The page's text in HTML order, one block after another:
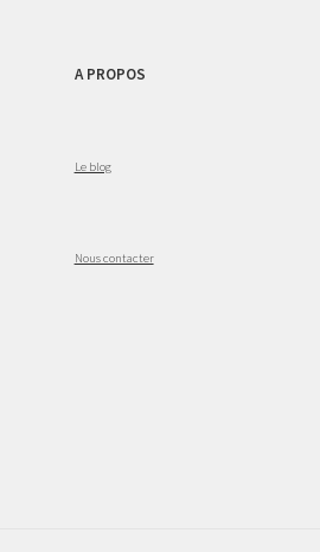
A PROPOS
Le blog
Nous contacter